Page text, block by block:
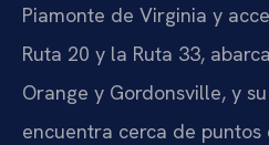
Piamonte de Virginia y
Ruta 20 y la Ruta 33,
Orange y Gordonsville, y
encuentra cerca de puntos